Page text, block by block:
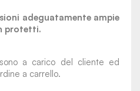
adeguatamente ampie
protetti.
a carico del cliente ed
a carrello.